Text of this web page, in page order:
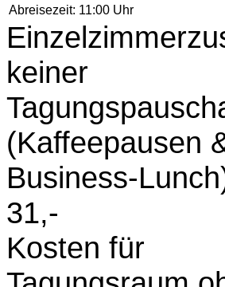
Abreisezeit: 11:00 Uhr
keiner
(Kaffeepausen
Business-
31,-
Kosten für